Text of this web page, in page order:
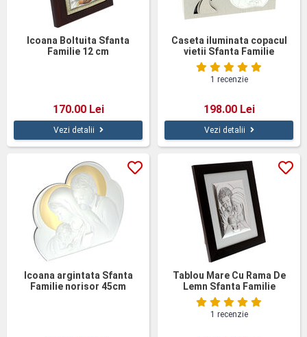
Icoana Boltuita Sfanta
Familie 12 cm
170.00 Lei
Vezi detalii
Caseta iluminata copacul
vietii Sfanta Familie
1 recenzie
198.00 Lei
Vezi detalii
Icoana argintata Sfanta
Familie norisor 45cm
Tablou Mare Cu Rama De
Lemn Sfanta Familie
1 recenzie